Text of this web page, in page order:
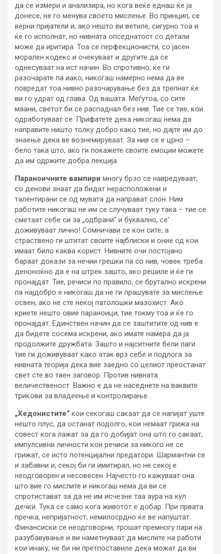
да се измери и анализира, но кога веќе еднаш ќе ја
донесе, не го менува своето мислење. Во принцип, се
верни пријатели и, ако нешто ви ветиле, сигурно тоа и
ќе го исполнат, но нивната опседнатост со детали
може да иритира. Тоа се перфекционисти, со јасен
морален кодекс и очекуваат и другите да се
однесуваат на ист начин. Во спротивно, ќе ги
разочарате па иако, никогаш намерно нема да ве
повредат тоа нивно разочарување без да трепнат ќе
ви го удрат од глава. Од вашата. Меѓутоа, со сите
маани, светот би се распаднал без нив. Тие се тие, кои
одработуваат се. Прифатете дека никогаш нема да
направите ништо толку добро како тие, но дајте им до
знаење дека ве вознемируваат. За нив се е црно –
бело така што, ако ги покажете своите емоции можете
да им одржите добра лекција.
Параноичните вампири многу брзо се навредуваат,
со денови знаат да бидат нерасположени и
талентирани се од мувата да направат слон. Ним
работите никогаш не им се случуваат туку така – тие се
сметаат себе си за „одбрани“ и буквално, се’
доживуваат лично! Сомничави се кон сите, а
страствено ги штитат своите најблиски и оние од кои
имаат било каква корист. Нивните очи постојано
бараат докази за нечии грешки па со нив, човек треба
деноноќно да е на штрек зашто, ако решиле и ќе ги
пронајдат. Тие, речиси по правило, се брутално искрени
па најдобро е никогаш да не ги прашувате за мислење
освен, ако не сте некој патолошки мазохист. Ако
криете нешто овие параноици, тие токму тоа и ќе го
пронајдат. Единствен начин да се заштитите од нив е
да бидете сосема искрени, ако имате намера да ја
продолжите дружбата. Зашто и најситните бели лаги
тие ги доживуваат како атак врз себе и подлога за
нивната теорија дека вие заедно со целиот преостанат
свет сте во таен заговор. Против нивната
величественост. Важно е да не наседнете на ваквите
трикови за владеење и контролирање.
„Хедонистите“ кои секогаш сакаат да се напијат уште
нешто плус, да останат подолго, кои немаат грижа на
совест кога лажат за да го добијат она што го сакаат,
импулсивни личности кои речиси за никого не се
грижат, се исто потенцијални предатори. Шармантни се
и забавни и, секој би ги имитирал, но не секој е
неодговорен и несовесен. Најчесто го кажуваат она
што вие го мислите и никогаш нема да ви се
спротистават за да не им исчезне таа аура на кул
дечки. Тука се само кога животот е добар. При првата
пречка, непријатност, немилосрдно ќе ве напуштат.
Финансиски се неодговорни, трошат премногу пари на
разубавување и ви наметнуваат да мислите на работи
кои инаку, не би ни претпоставиле дека можат да ви